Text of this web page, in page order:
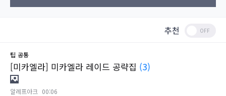
추천
팁 공통
[미카엘라] 미카엘라 레이드 공략집 (3)
알레프아크 00:06